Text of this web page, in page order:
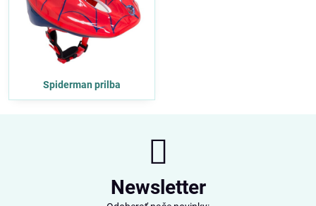
Spiderman prilba
Newsletter